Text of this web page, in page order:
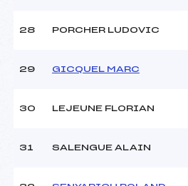
28 PORCHER LUDOVIC
29 GICQUEL MARC
30 LEJEUNE FLORIAN
31 SALENGUE ALAIN